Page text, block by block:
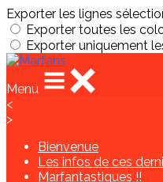
Exporter les lignes
Exporter toutes les
Exporter uniquement
Menu
<
>
Bienvenue
Les infos de ces
Marfantastiques !!